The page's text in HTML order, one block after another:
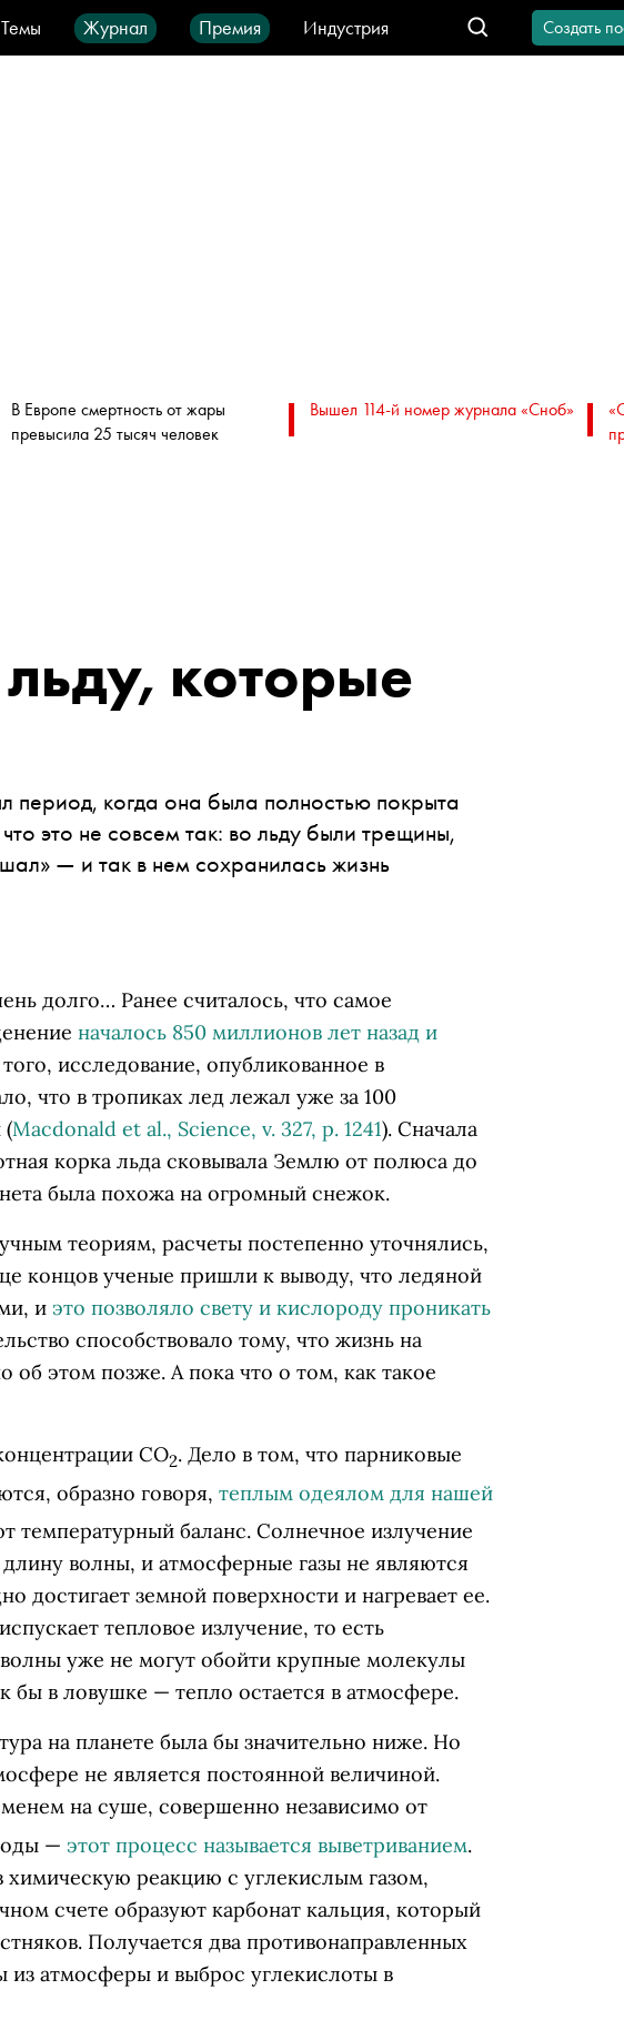
Темы Журнал Премия
Индустрия
Видео Город IT-продукты
Создать
В Европе смертность от жары
превысила 25 тысяч человек
Вышел 114-й номер журнала «Сноб»
которые
период, когда она была полностью покрыта
это не совсем так: во льду были трещины,
— и так в нем сохранилась жизнь
долго… Ранее считалось, что самое
началось 850 миллионов лет назад и
исследование, опубликованное в
что в тропиках лед лежал уже за 100
(Macdonald et al., Science, v. 327, p. 1241). Сначала
корка льда сковывала Землю от полюса до
была похожа на огромный снежок.
теориям, расчеты постепенно уточнялись,
концов ученые пришли к выводу, что ледяной
и это позволяло свету и кислороду проникать
способствовало тому, что жизнь на
об этом позже. А пока что о том, как такое
СО2. Дело в том, что парниковые
образно говоря, теплым одеялом для нашей
температурный баланс. Солнечное излучение
волны, и атмосферные газы не являются
достигает земной поверхности и нагревает ее.
тепловое излучение, то есть
уже не могут обойти крупные молекулы
бы в ловушке — тепло остается в атмосфере.
на планете была бы значительно ниже. Но
не является постоянной величиной.
на суше, совершенно независимо от
— этот процесс называется выветриванием.
химическую реакцию с углекислым газом,
счете образуют карбонат кальция, который
Получается два противонаправленных
из атмосферы и выброс углекислоты в